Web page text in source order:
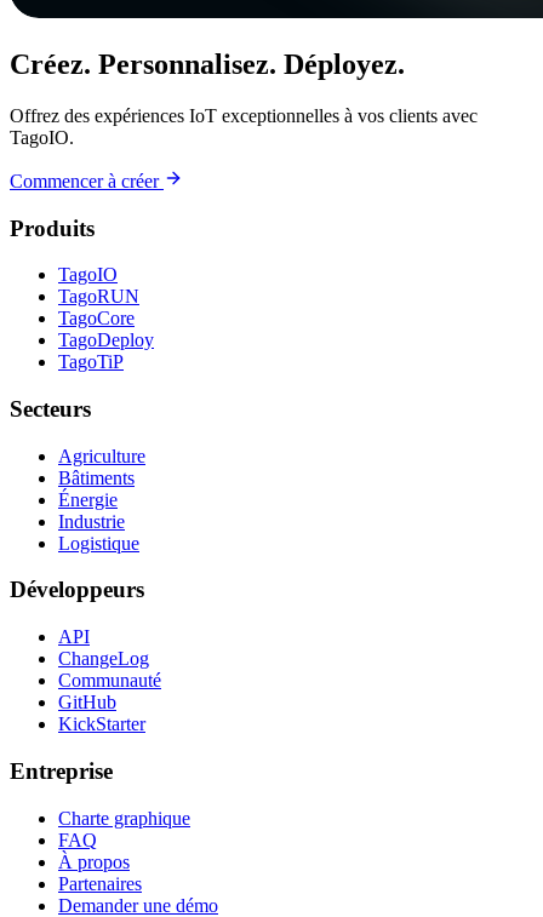
Créez. Personnalisez. Déployez.
Offrez des expériences IoT exceptionnelles à vos clients avec
TagoIO.
Commencer à créer
Produits
TagoIO
TagoRUN
TagoCore
TagoDeploy
TagoTiP
Secteurs
Agriculture
Bâtiments
Énergie
Industrie
Logistique
Développeurs
API
ChangeLog
Communauté
GitHub
KickStarter
Entreprise
Charte graphique
FAQ
À propos
Partenaires
Demander une démo